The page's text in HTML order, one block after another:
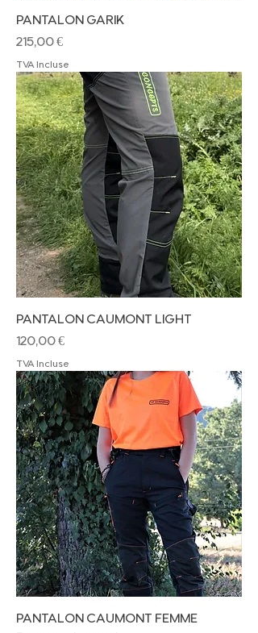
PANTALON GARIK
Prix
215,00 €
TVA Incluse
PANTALON CAUMONT LIGHT
Prix
120,00 €
TVA Incluse
PANTALON CAUMONT FEMME